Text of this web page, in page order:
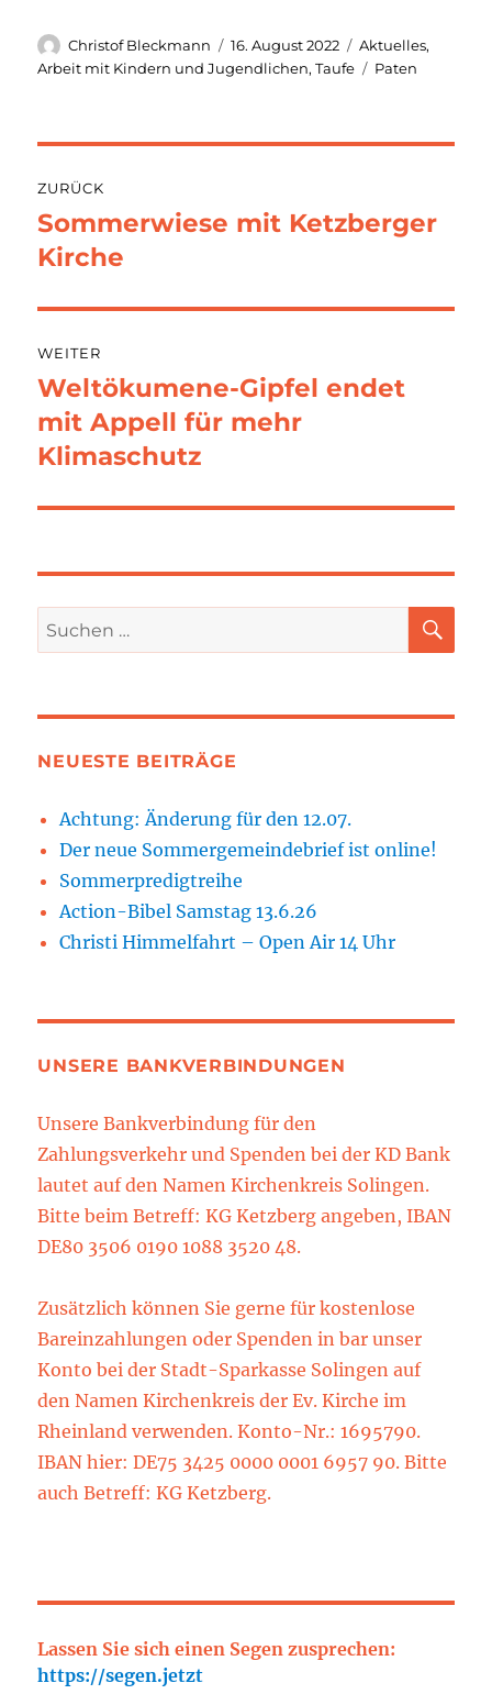
Autor
Christof Bleckmann
Veröffentlicht
am
16. August 2022 Kategorien
Aktuelles,
Arbeit mit Kindern und Jugendlichen,Taufe Schlagwörter
Paten
ZURÜCK
Vorheriger
Beitrag:
Sommerwiese mit Ketzberger
Kirche
WEITER
Nächster
Beitrag:
Weltökumene-Gipfel endet
mit Appell für mehr
Klimaschutz
Suchen
nach:
NEUESTE BEITRÄGE
Achtung: Änderung für den 12.07.
Der neue Sommergemeindebrief ist online!
Sommerpredigtreihe
Action-Bibel Samstag 13.6.26
Christi Himmelfahrt – Open Air 14 Uhr
UNSERE BANKVERBINDUNGEN
Unsere Bankverbindung für den
Zahlungsverkehr und Spenden bei der KD Bank
lautet auf den Namen Kirchenkreis Solingen.
Bitte beim Betreff: KG Ketzberg angeben, IBAN
DE80 3506 0190 1088 3520 48.
Zusätzlich können Sie gerne für kostenlose
Bareinzahlungen oder Spenden in bar unser
Konto bei der Stadt-Sparkasse Solingen auf
den Namen Kirchenkreis der Ev. Kirche im
Rheinland verwenden. Konto-Nr.: 1695790.
IBAN hier: DE75 3425 0000 0001 6957 90. Bitte
auch Betreff: KG Ketzberg.
Lassen Sie sich einen Segen zusprechen:
https://segen.jetzt